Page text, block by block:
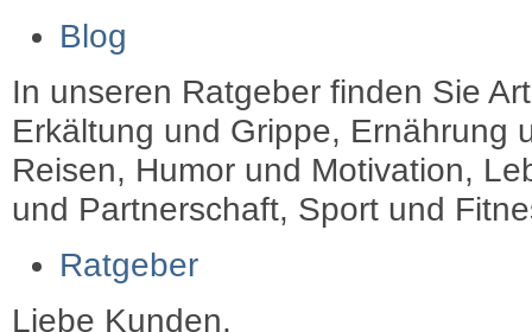
Blog
In unseren Ratgeber finden Sie
Erkältung und Grippe, Ernährung
Reisen, Humor und Motivation,
und Partnerschaft, Sport und
Ratgeber
Liebe Kunden,